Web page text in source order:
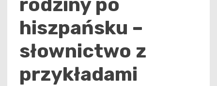
hiszpańsku –
słownictwo z
przykładami